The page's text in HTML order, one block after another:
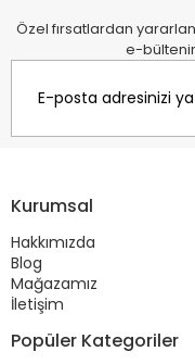
Özel fırsatlardan
e-
Kurumsal
Hakkımızda
Blog
Mağazamız
İletişim
Popüler Kategoriler